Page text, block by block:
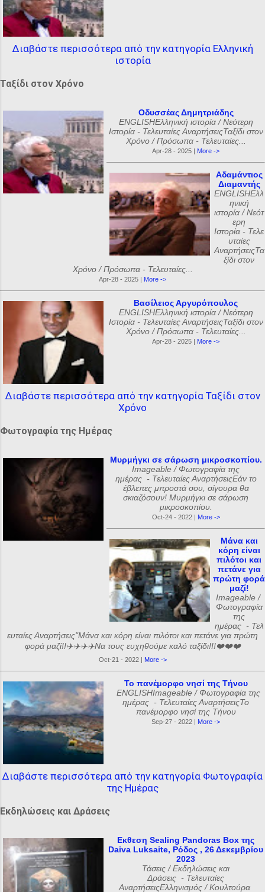
Διαβάστε περισσότερα από την κατηγορία Ελληνική
ιστορία
Ταξίδι στον Χρόνο
Οδυσσέας Δημητριάδης
ENGLISHΕλληνική ιστορία / Νεότερη
Ιστορία - Τελευταίες ΑναρτήσειςΤαξίδι στον
Χρόνο / Πρόσωπα - Τελευταίες...
Apr-28 - 2025 | More ->
Αδαμάντιος
Διαμαντής
ENGLISHΕλλ
ηνική
ιστορία / Νεότ
ερη
Ιστορία - Τελε
υταίες
ΑναρτήσειςΤα
ξίδι στον
Χρόνο / Πρόσωπα - Τελευταίες...
Apr-28 - 2025 | More ->
Βασίλειος Αργυρόπουλος
ENGLISHΕλληνική ιστορία / Νεότερη
Ιστορία - Τελευταίες ΑναρτήσειςΤαξίδι στον
Χρόνο / Πρόσωπα - Τελευταίες...
Apr-28 - 2025 | More ->
Διαβάστε περισσότερα από την κατηγορία Ταξίδι στον
Χρόνο
Φωτογραφία της Ημέρας
Μυρμήγκι σε σάρωση μικροσκοπίου.
Imageable / Φωτογραφία της
ημέρας - Τελευταίες ΑναρτήσειςΕάν το
έβλεπες μπροστά σου, σίγουρα θα
σκιαζόσουν! Μυρμήγκι σε σάρωση
μικροσκοπίου.
Oct-24 - 2022 | More ->
Μάνα και
κόρη είναι
πιλότοι και
πετάνε για
πρώτη φορά
μαζί!
Imageable /
Φωτογραφία
της
ημέρας - Τελ
ευταίες Αναρτήσεις"Μάνα και κόρη είναι πιλότοι και πετάνε για πρώτη
φορά μαζί!!✈️✈️✈️✈️Να τους ευχηθούμε καλό ταξίδι!!!❤️❤️❤️
Oct-21 - 2022 | More ->
Το πανέμορφο νησί της Τήνου
ENGLISHImageable / Φωτογραφία της
ημέρας - Τελευταίες ΑναρτήσειςΤο
πανέμορφο νησί της Τήνου
Sep-27 - 2022 | More ->
Διαβάστε περισσότερα από την κατηγορία Φωτογραφία
της Ημέρας
Εκδηλώσεις και Δράσεις
Εκθεση Sealing Pandoras Box της
Daiva Luksaite, Ρόδος , 26 Δεκεμβρίου
2023
Τάσεις / Εκδηλώσεις και
Δράσεις - Τελευταίες
ΑναρτήσειςΕλληνισμός / Κουλτούρα